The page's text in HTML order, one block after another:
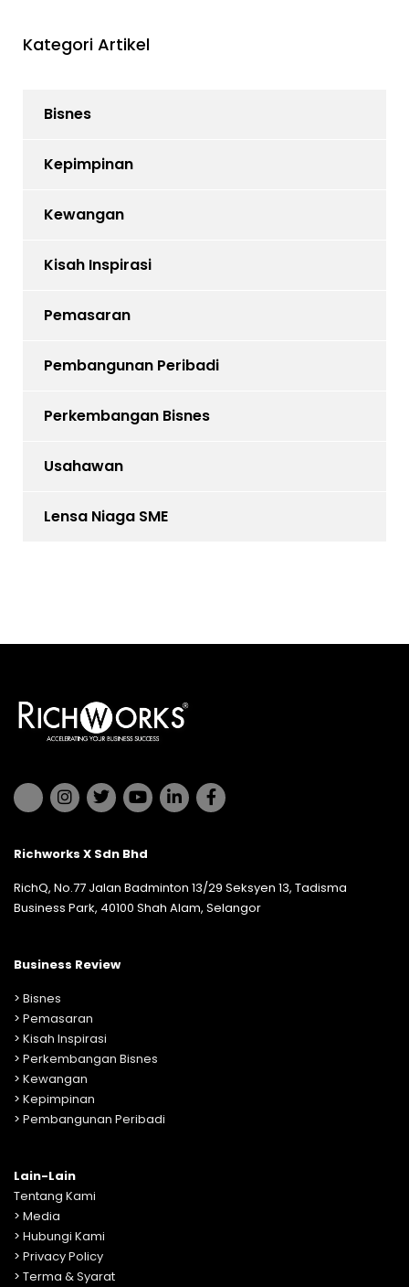
Kategori Artikel
Bisnes
Kepimpinan
Kewangan
Kisah Inspirasi
Pemasaran
Pembangunan Peribadi
Perkembangan Bisnes
Usahawan
Lensa Niaga SME
Richworks X Sdn Bhd
RichQ, No.77 Jalan Badminton 13/29 Seksyen 13, Tadisma
Business Park, 40100 Shah Alam, Selangor
Business Review
> Bisnes
> Pemasaran
> Kisah Inspirasi
> Perkembangan Bisnes
> Kewangan
> Kepimpinan
> Pembangunan Peribadi
Lain-Lain
Tentang Kami
> Media
> Hubungi Kami
> Privacy Policy
> Terma & Syarat